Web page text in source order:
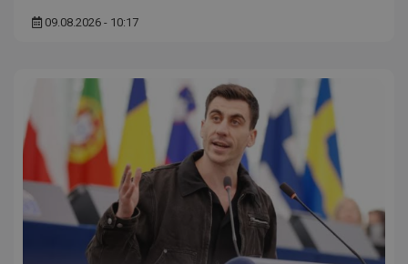
09.08.2026 - 10:17